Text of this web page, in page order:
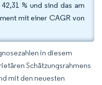
% und sind das am
mit einer CAGR von
in diesem
Schätzungsrahmens
mit den neuesten